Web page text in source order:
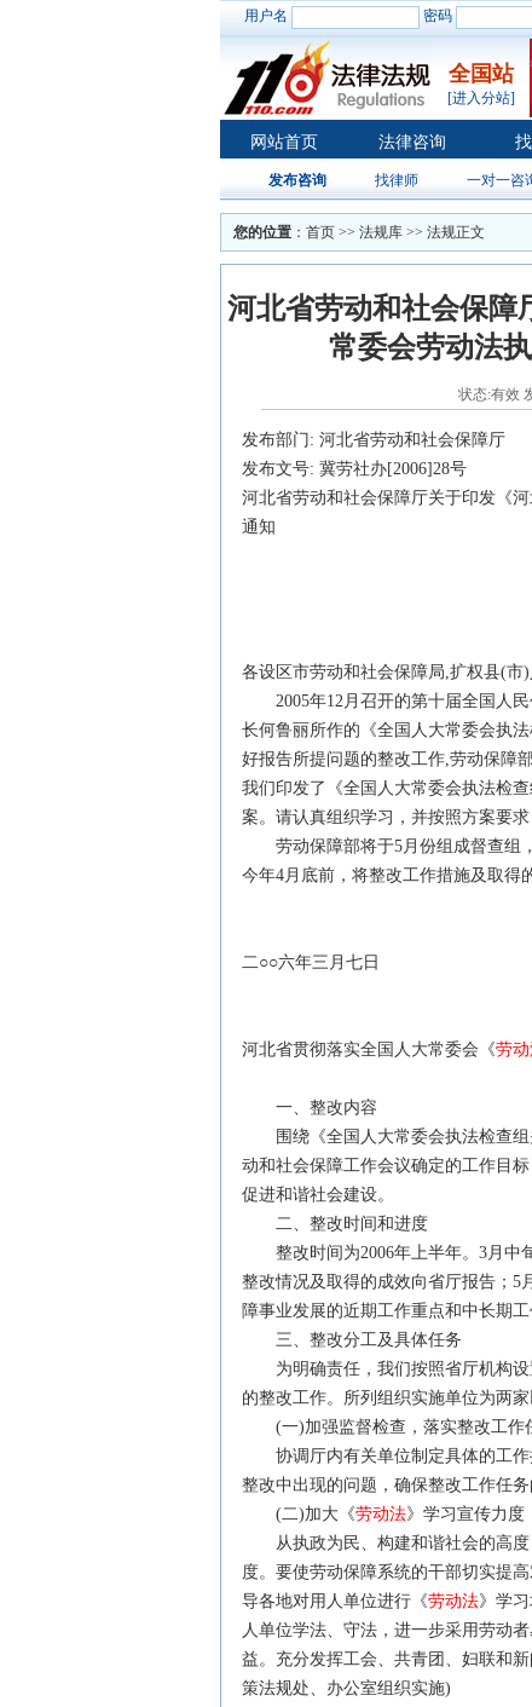
用户名 密码
全国站
[进入分站]
网站首页 法律咨询
发布咨询 找律师 一对一咨
您的位置 ： 首页 >> 法规库 >> 法规正文
河北省劳动和社会保障
常委会劳动法
状态:有效
发布部门: 河北省劳动和社会保障厅
发布文号: 冀劳社办[2006]28号
河北省劳动和社会保障厅关于印发《
通知
各设区市劳动和社会保障局,扩权县(市
2005年12月召开的第十届全国人民
长何鲁丽所作的《全国人大常委会执
好报告所提问题的整改工作,劳动保障
我们印发了《全国人大常委会执法检
案。请认真组织学习，并按照方案要
劳动保障部将于5月份组成督查组，
今年4月底前，将整改工作措施及取得
二○○六年三月七日
河北省贯彻落实全国人大常委会《劳
一、整改内容
围绕《全国人大常委会执法检查组
动和社会保障工作会议确定的工作目
促进和谐社会建设。
二、整改时间和进度
整改时间为2006年上半年。3月中
整改情况及取得的成效向省厅报告；5
障事业发展的近期工作重点和中长期
三、整改分工及具体任务
为明确责任，我们按照省厅机构设
的整改工作。所列组织实施单位为两
(一)加强监督检查，落实整改工作
协调厅内有关单位制定具体的工作
整改中出现的问题，确保整改工作任
(二)加大《劳动法》学习宣传力度
从执政为民、构建和谐社会的高度
度。要使劳动保障系统的干部切实提高
导各地对用人单位进行《劳动法》学
人单位学法、守法，进一步采用劳动
益。充分发挥工会、共青团、妇联和
策法规处、办公室组织实施)